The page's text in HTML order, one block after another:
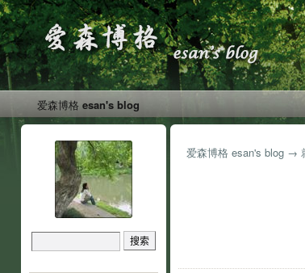
爱森博格 esan's blog
爱森博格 esan's blog →